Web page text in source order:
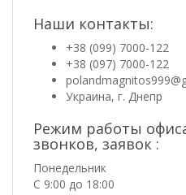
Наши контакты:
+38 (099) 7000-122
+38 (097) 7000-122
Украина, г. Днепр
Режим работы
звонков, заявок :
Понедельник
С 9:00 до 18:00